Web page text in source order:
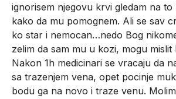
ignorisem njegovu krvi gledam na to
kako da mu pomognem. Ali se sav
ko star i nemocan…nedo Bog
zelim da sam mu u kozi, mogu mislit
Nakon 1h medicinari se vracaju da
sa trazenjem vena, opet pocinje
bodu ga na novo i traze venu.